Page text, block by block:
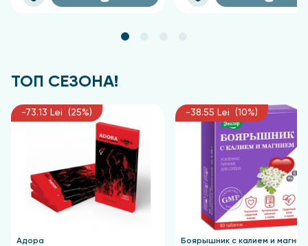
Феноксиэтанол, Хлорфенезин, Ароматизатор,
(гиалуроновая кислота), Гексилциннамаль,
Линалоол, Бутилфенилметилпропиональ.
ТОП СЕЗОНА!
-73.13 Lei (25%)
Адора
-38.55 Lei (10%)
Боярышник с калием и